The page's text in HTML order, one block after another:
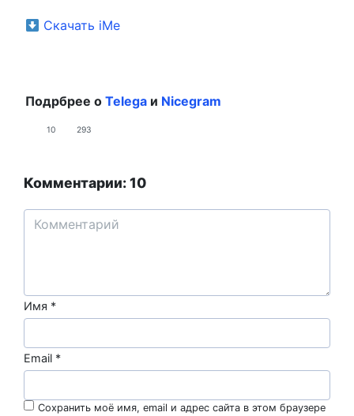
Скачать iMe
Подрбрее о Telega и Nicegram
10 293
Комментарии: 10
Имя *
Email *
Сохранить моё имя, email и адрес сайта в этом браузере